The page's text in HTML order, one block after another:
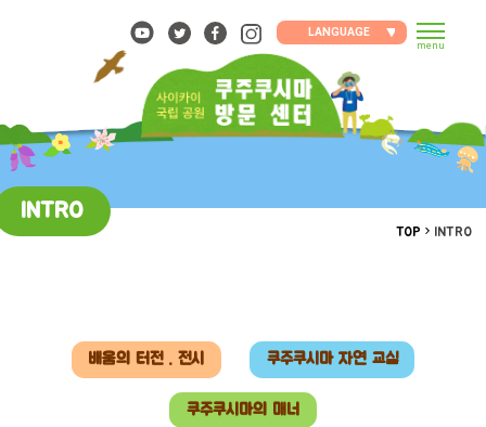
LANGUAGE
menu
TOP INTRO
INTRO
배움의 터전 . 전시 쿠주쿠시마 자연 교실
쿠주쿠시마의 매너